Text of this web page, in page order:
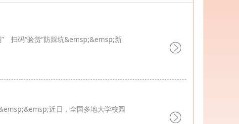
政教育培训班在重庆大学顺利开班
班在重庆大学正式开班
公共管理学院开班
扫码“验货”防踩坑&emsp;&emsp;新
近日，全国多地大学校园